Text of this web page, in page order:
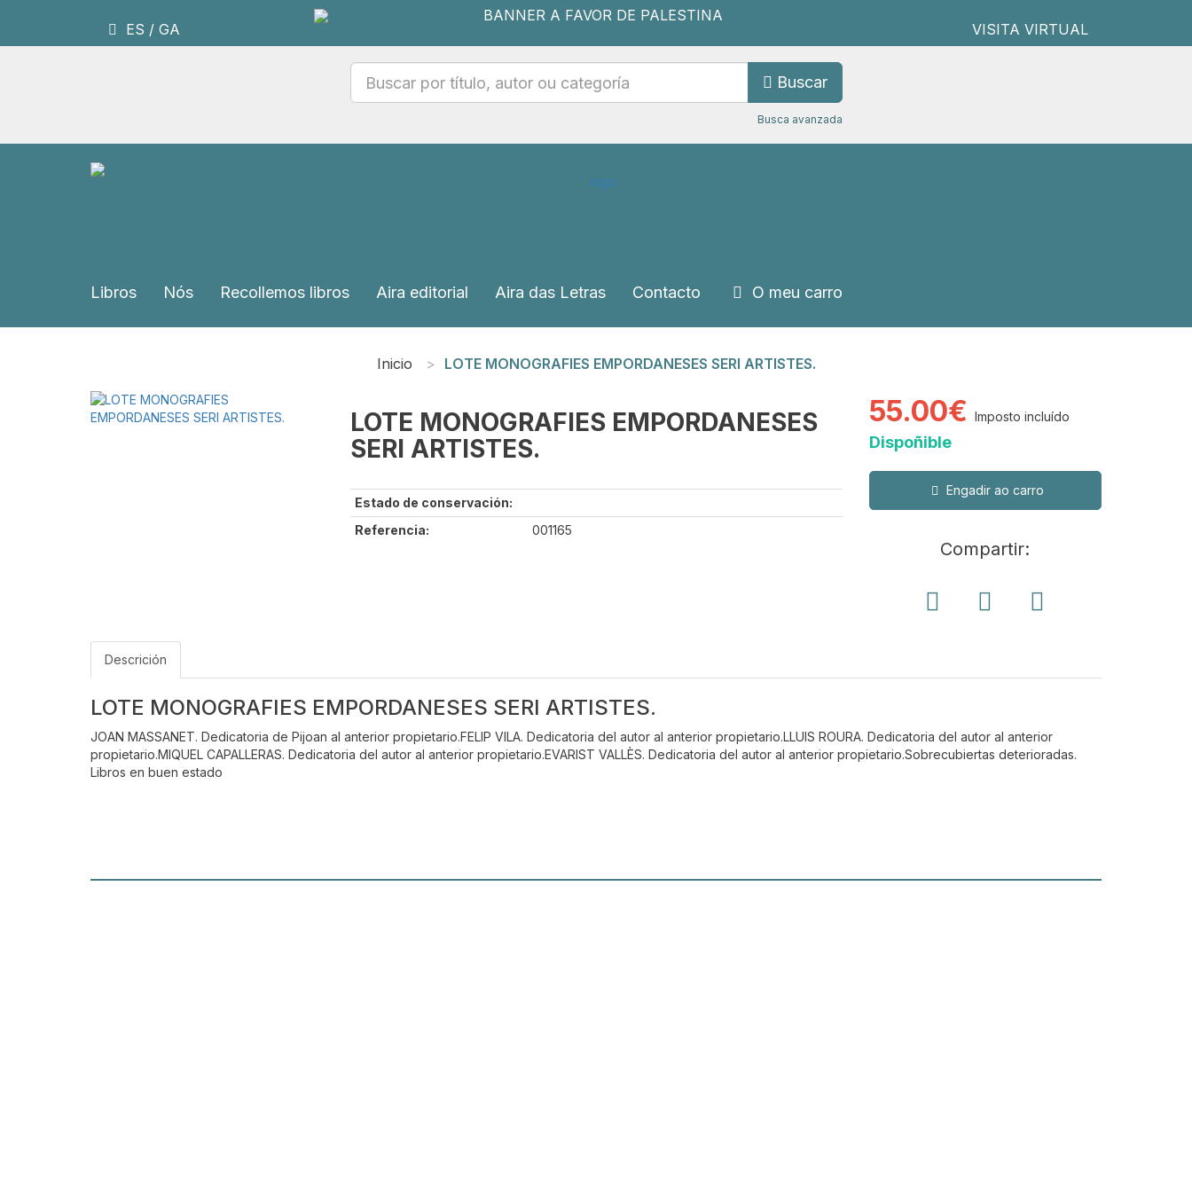
ES / GA VISITA VIRTUAL
Buscar
Busca avanzada
Libros Nós Recollemos libros Aira editorial Aira das Letras Contacto O meu carro
Inicio LOTE MONOGRAFIES EMPORDANESES SERI ARTISTES.
LOTE MONOGRAFIES EMPORDANESES
SERI ARTISTES.
Estado de conservación:
Referencia:
001165
55.00€ Imposto incluído
Dispoñible
Engadir ao carro
Compartir:
Descrición
LOTE MONOGRAFIES EMPORDANESES SERI ARTISTES.
JOAN MASSANET. Dedicatoria de Pijoan al anterior propietario.FELIP VILA. Dedicatoria del autor al anterior propietario.LLUIS ROURA. Dedicatoria del autor al anterior
propietario.MIQUEL CAPALLERAS. Dedicatoria del autor al anterior propietario.EVARIST VALLÈS. Dedicatoria del autor al anterior propietario.Sobrecubiertas deterioradas.
Libros en buen estado